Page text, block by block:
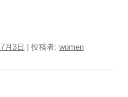
月3日 投稿者: women